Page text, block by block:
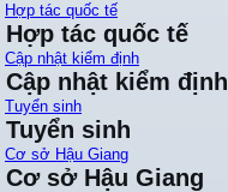
Hợp tác quốc tế
Hợp tác quốc tế
Cập nhật kiểm định
Cập nhật kiểm định
Tuyển sinh
Tuyển sinh
Cơ sở Hậu Giang
Cơ sở Hậu Giang